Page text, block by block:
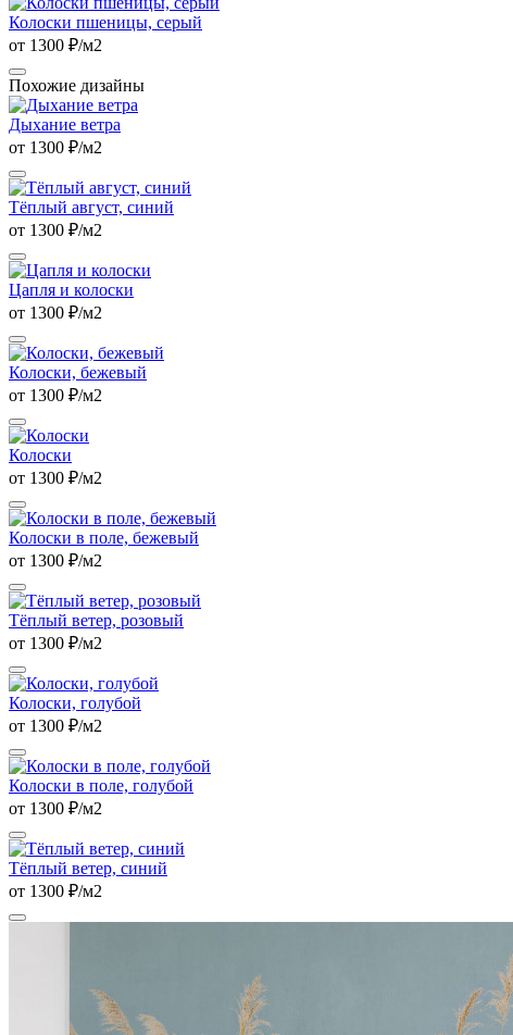
Колоски пшеницы, серый
от 1300 ₽/м2
Похожие дизайны
Дыхание ветра
от 1300 ₽/м2
Тёплый август, синий
от 1300 ₽/м2
Цапля и колоски
от 1300 ₽/м2
Колоски, бежевый
от 1300 ₽/м2
Колоски
от 1300 ₽/м2
Колоски в поле, бежевый
от 1300 ₽/м2
Тёплый ветер, розовый
от 1300 ₽/м2
Колоски, голубой
от 1300 ₽/м2
Колоски в поле, голубой
от 1300 ₽/м2
Тёплый ветер, синий
от 1300 ₽/м2